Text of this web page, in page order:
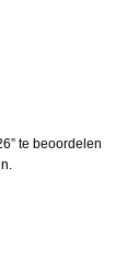
te beoordelen